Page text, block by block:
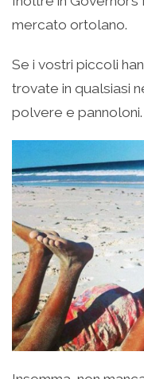
mercato ortolano.
Se i vostri piccoli
trovate in qualsiasi
polvere e pannoloni.